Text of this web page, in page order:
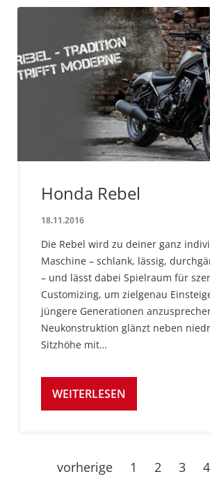
Honda Rebel
18.11.2016
Die Rebel wird zu deiner ganz
Maschine – schlank, lässig,
– und lässt dabei Spielraum für
Customizing, um zielgenau
jüngere Generationen
Neukonstruktion glänzt neben
Sitzhöhe mit…
WEITERLESEN
vorherige 1 2 3 4